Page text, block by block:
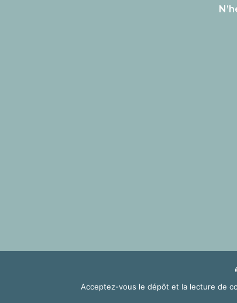
Acceptez-vous le dépôt et la lecture de